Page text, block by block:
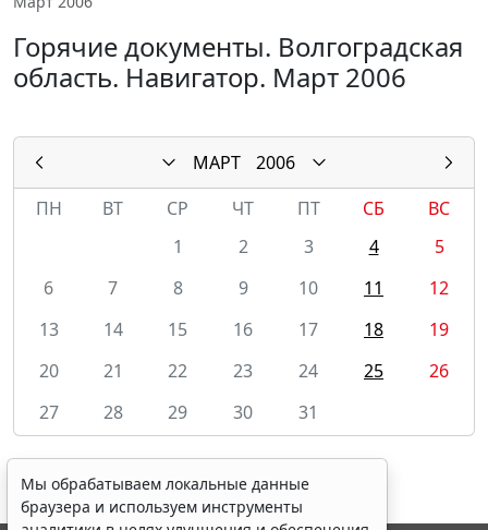
Горячие документы. Волгоградская
область. Навигатор. Март 2006
МАРТ
2006
ПН
ВТ СР ЧТ ПТ СБ
ВС
1
2 3 4
5
6
7 8 9 10 11
12
13
14 15 16 17 18
19
20
21 22 23 24 25
26
27
28 29 30 31
Мы обрабатываем локальные данные
браузера и используем инструменты